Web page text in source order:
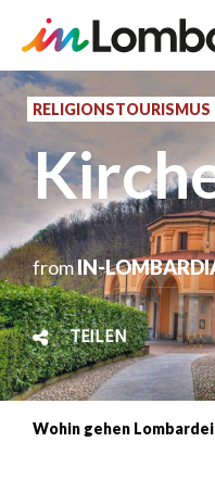
Direkt
zum
Inhalt
RELIGIONSTOURISMUS
fromIN-
TEILEN
Wohin gehen Lombardei